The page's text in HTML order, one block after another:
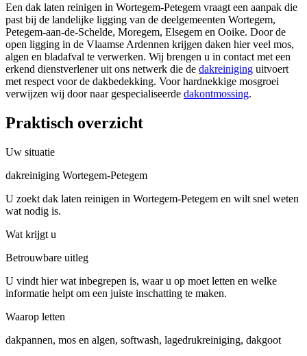
Een dak laten reinigen in Wortegem-Petegem vraagt een aanpak die
past bij de landelijke ligging van de deelgemeenten Wortegem,
Petegem-aan-de-Schelde, Moregem, Elsegem en Ooike. Door de
open ligging in de Vlaamse Ardennen krijgen daken hier veel mos,
algen en bladafval te verwerken. Wij brengen u in contact met een
erkend dienstverlener uit ons netwerk die de dakreiniging uitvoert
met respect voor de dakbedekking. Voor hardnekkige mosgroei
verwijzen wij door naar gespecialiseerde dakontmossing.
Praktisch overzicht
Uw situatie
dakreiniging Wortegem-Petegem
U zoekt dak laten reinigen in Wortegem-Petegem en wilt snel weten
wat nodig is.
Wat krijgt u
Betrouwbare uitleg
U vindt hier wat inbegrepen is, waar u op moet letten en welke
informatie helpt om een juiste inschatting te maken.
Waarop letten
dakpannen, mos en algen, softwash, lagedrukreiniging, dakgoot